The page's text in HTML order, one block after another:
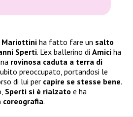
Mariottini ha fatto fare un salto
Sperti. L’ex ballerino di Amici ha
rovinosa caduta a terra di
preoccupato, portandosi le
di lui per capire se stesse bene.
Sperti si è rialzato e ha
coreografia.